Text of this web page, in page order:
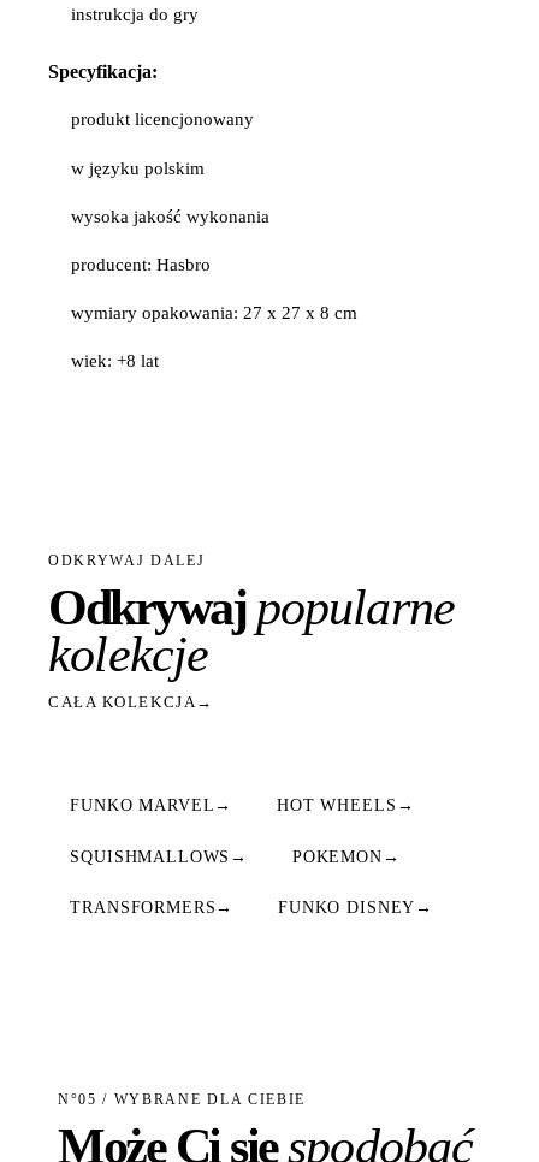
instrukcja do gry
Specyfikacja:
produkt licencjonowany
w języku polskim
wysoka jakość wykonania
producent: Hasbro
wymiary opakowania: 27 x 27 x 8 cm
wiek: +8 lat
ODKRYWAJ DALEJ
Odkrywajpopularne
kolekcje
CAŁA KOLEKCJA→
FUNKO MARVEL → HOT WHEELS →
SQUISHMALLOWS → POKEMON →
TRANSFORMERS → FUNKO DISNEY →
N°05 / WYBRANE DLA CIEBIE
Może Ci sięspodobać